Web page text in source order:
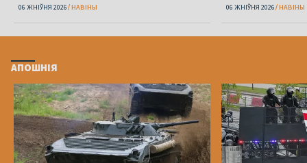
06 ЖНІЎНЯ 2026 НАВІНЫ 06 ЖНІЎНЯ 2026 НАВІНЫ
АПОШНІЯ